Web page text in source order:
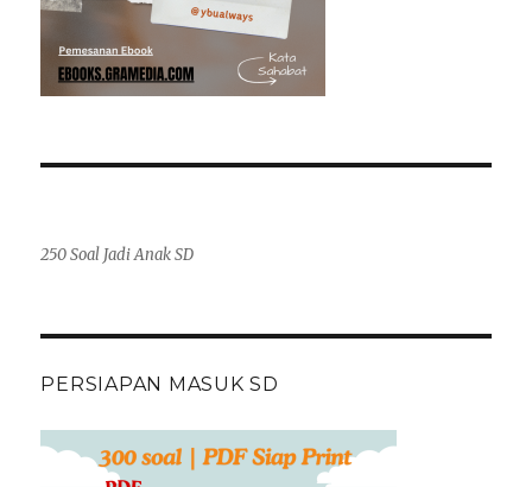
250 Soal Jadi Anak SD
PERSIAPAN MASUK SD